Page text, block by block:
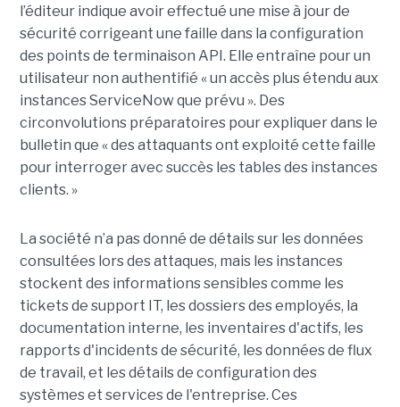
l’éditeur indique avoir effectué une mise à jour de
sécurité corrigeant une faille dans la configuration
des points de terminaison API. Elle entraîne pour un
utilisateur non authentifié « un accès plus étendu aux
instances ServiceNow que prévu ». Des
circonvolutions préparatoires pour expliquer dans le
bulletin que « des attaquants ont exploité cette faille
pour interroger avec succès les tables des instances
clients. »
La société n’a pas donné de détails sur les données
consultées lors des attaques, mais les instances
stockent des informations sensibles comme les
tickets de support IT, les dossiers des employés, la
documentation interne, les inventaires d'actifs, les
rapports d'incidents de sécurité, les données de flux
de travail, et les détails de configuration des
systèmes et services de l'entreprise. Ces